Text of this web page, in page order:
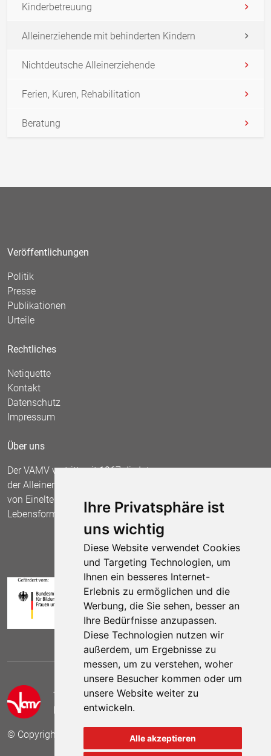
Ihre Privatsphäre ist
uns wichtig
Diese Website verwendet Cookies
und Targeting Technologien, um
Ihnen ein besseres Internet-
Erlebnis zu ermöglichen und die
Werbung, die Sie sehen, besser an
Ihre Bedürfnisse anzupassen.
Diese Technologien nutzen wir
außerdem, um Ergebnisse zu
messen, um zu verstehen, woher
unsere Besucher kommen oder um
unsere Website weiter zu
entwickeln.
Alle akzeptieren
Kinderbetreuung
Alleinerziehende mit behinderten Kindern
Nichtdeutsche Alleinerziehende
Ferien, Kuren, Rehabilitation
Beratung
Veröffentlichungen
Politik
Presse
Publikationen
Urteile
Rechtliches
Netiquette
Kontakt
Datenschutz
Impressum
Über uns
Der VAMV vertritt seit 1967 die Interessen
der Alleinerziehenden und fordert die Anerkennung
von Einelternfamilien als gleichberechtigte
Lebensform.
Telefon:(030) 69 59 78 6
E-Mail:
kontakt (at) vamv.de
© Copyright 2024 VAMV Bundesverband e.V.